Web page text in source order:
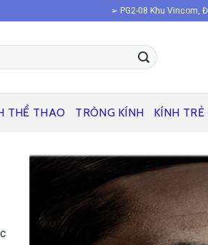
➢ PG2-08 Khu Vincom,
THỂ THAO TRÒNG KÍNH KÍNH TRẺ